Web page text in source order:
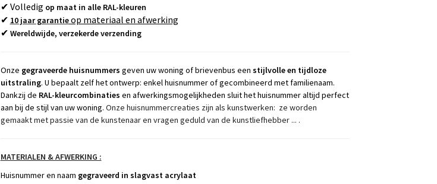
✔ Volledig op maat in alle RAL-kleuren
✔ 10 jaar garantieop materiaal en afwerking
✔ Wereldwijde, verzekerde verzending
Onze gegraveerde huisnummers geven uw woning of brievenbus een stijlvolle en tijdloze
uitstraling. U bepaalt zelf het ontwerp: enkel huisnummer of gecombineerd met familienaam.
Dankzij de RAL-kleurcombinaties en afwerkingsmogelijkheden sluit het huisnummer altijd perfect
aan bij de stijl van uw woning. Onze huisnummercreaties zijn als kunstwerken: ze worden
gemaakt met passie van de kunstenaar en vragen geduld van de kunstliefhebber ... .
MATERIALEN & AFWERKING :
Huisnummer en naam gegraveerd in slagvast acrylaat